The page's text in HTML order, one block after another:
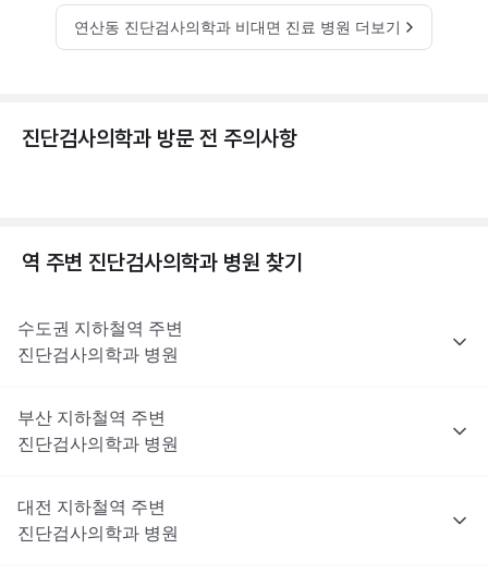
연산동 진단검사의학과 비대면 진료 병원 더보기
진단검사의학과 방문 전 주의사항
역 주변 진단검사의학과 병원 찾기
수도권 지하철역 주변
진단검사의학과 병원
부산 지하철역 주변
진단검사의학과 병원
대전 지하철역 주변
진단검사의학과 병원